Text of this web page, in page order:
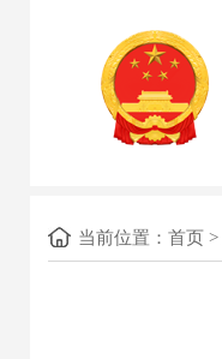
当前位置： 首页>